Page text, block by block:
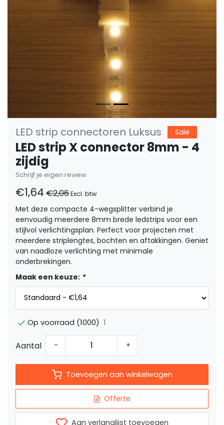
LED strip connectoren Luksus Sale
LED strip X connector 8mm - 4
zijdig
Schrijf je eigen review
€1,64 €2,06Excl. btw
Met deze compacte 4-wegsplitter verbind je
eenvoudig meerdere 8mm brede ledstrips voor een
stijlvol verlichtingsplan. Perfect voor projecten met
meerdere striplengtes, bochten en aftakkingen. Geniet
van naadloze verlichting met minimale
onderbrekingen.
Maak een keuze: *
Op voorraad (1000) 1
Aantal - +
Toevoegen aan winkelwagen
Offerte
Aan verlanglijst toevoegen